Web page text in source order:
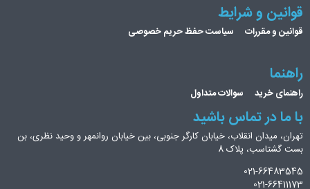
قوانین و شرایط
قوانین و مقررات سیاست حفظ حریم خصوصی
راهنما
راهنمای خرید سوالات متداول
با ما در تماس باشید
تهران، میدان انقلاب، خیابان کارگر جنوبی، بین خیابان روانمهر و وحید نظری، بن
بست گشتاسب، پلاک 8
021-66483545
021-66411173